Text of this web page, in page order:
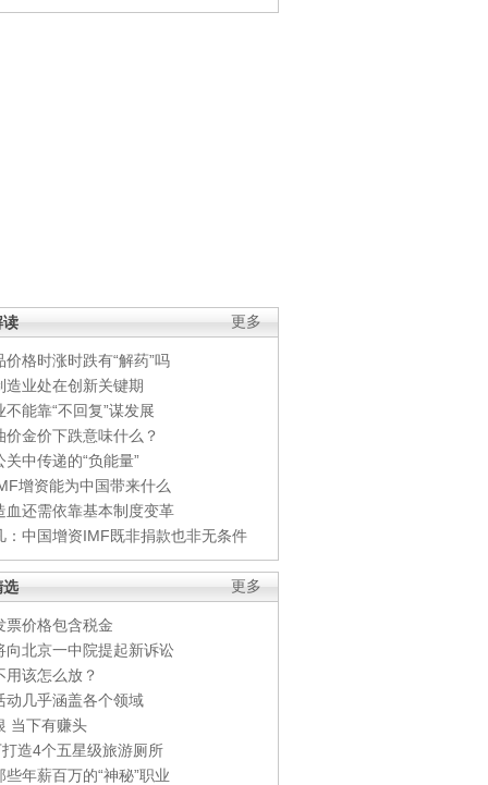
更多
读
价格时涨时跌有“解药”吗
造业处在创新关键期
不能靠“不回复”谋发展
价金价下跌意味什么？
关中传递的“负能量”
增资能为中国带来什么
血还需依靠基本制度变革
：中国增资IMF既非捐款也非无条件
更多
选
票价格包含税金
向北京一中院提起新诉讼
用该怎么放？
动几乎涵盖各个领域
当下有赚头
造4个五星级旅游厕所
些年薪百万的“神秘”职业